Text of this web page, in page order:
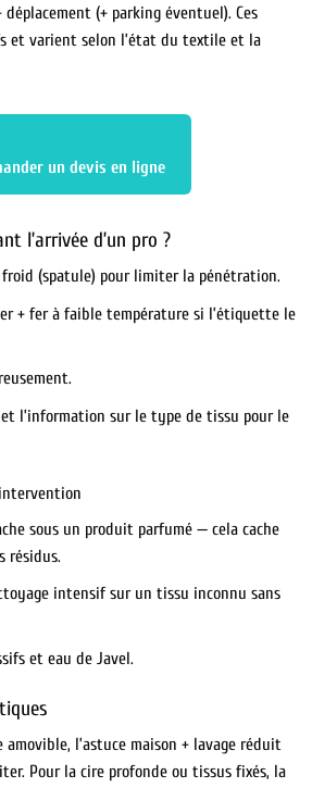
(+ parking éventuel). Ces
et varient selon l’état du textile et la
un devis en ligne
l’arrivée d’un pro ?
froid (spatule) pour limiter la pénétration.
+ fer à faible température si l’étiquette le
et l’information sur le type de tissu pour le
sous un produit parfumé — cela cache
résidus.
intensif sur un tissu inconnu sans
et eau de Javel.
amovible, l’astuce maison + lavage réduit
Pour la cire profonde ou tissus fixés, la